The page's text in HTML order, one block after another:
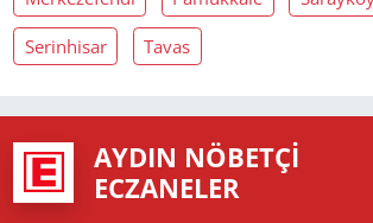
Serinhisar Tavas
AYDIN NÖBETÇI
ECZANELER